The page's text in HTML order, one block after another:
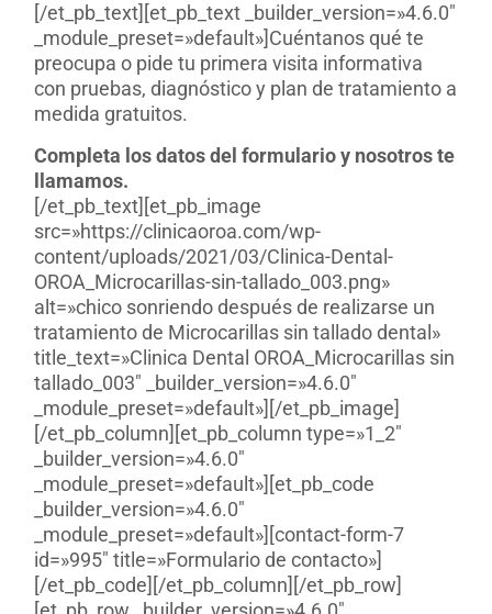
[/et_pb_text][et_pb_text _builder_version=»4.6.0″
_module_preset=»default»]Cuéntanos qué te
preocupa o pide tu primera visita informativa
con pruebas, diagnóstico y plan de tratamiento a
medida gratuitos.
Completa los datos del formulario y nosotros te
llamamos.
[/et_pb_text][et_pb_image
src=»https://clinicaoroa.com/wp-
content/uploads/2021/03/Clinica-Dental-
OROA_Microcarillas-sin-tallado_003.png»
alt=»chico sonriendo después de realizarse un
tratamiento de Microcarillas sin tallado dental»
title_text=»Clinica Dental OROA_Microcarillas sin
tallado_003″ _builder_version=»4.6.0″
_module_preset=»default»][/et_pb_image]
[/et_pb_column][et_pb_column type=»1_2″
_builder_version=»4.6.0″
_module_preset=»default»][et_pb_code
_builder_version=»4.6.0″
_module_preset=»default»][contact-form-7
id=»995″ title=»Formulario de contacto»]
[/et_pb_code][/et_pb_column][/et_pb_row]